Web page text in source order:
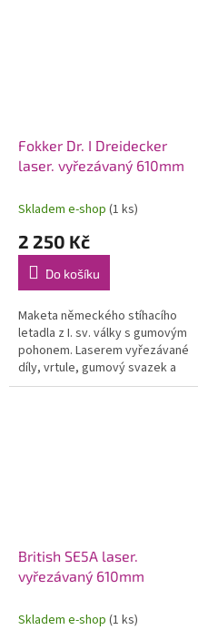
Fokker Dr. I Dreidecker
laser. vyřezávaný 610mm
Skladem e-shop (1 ks)
2 250 Kč
Do košíku
Maketa německého stíhacího
letadla z I. sv. války s gumovým
pohonem. Laserem vyřezávané
díly, vrtule, gumový svazek a
potah. ateriál. Rozpětí 610 mm.
British SE5A laser.
vyřezávaný 610mm
Skladem e-shop (1 ks)